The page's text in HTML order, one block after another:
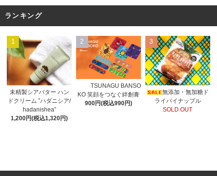
ランキング
1
未精製シアバター ハン
ドクリーム ”ハダニシア/
hadanishea”
1,200円(税込1,320円)
2
TSUNAGU BANSO
KO 笑顔をつなぐ絆創膏
900円(税込990円)
3
無添加・無加糖ド
ライパイナップル
SOLD OUT